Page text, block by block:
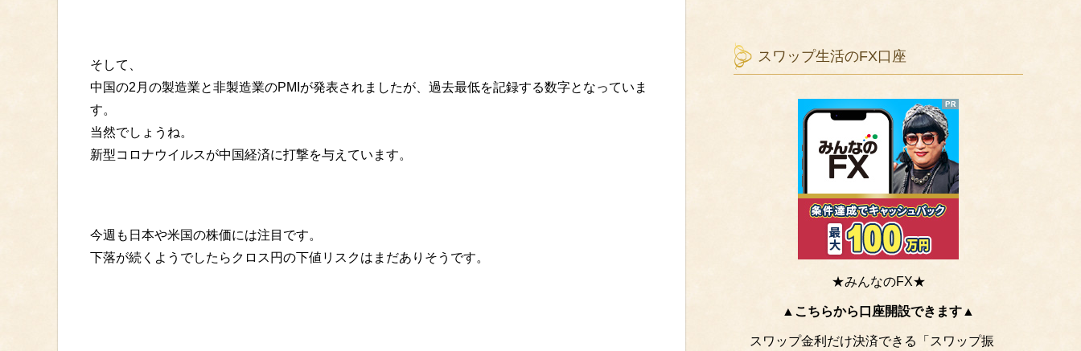
そして、
中国の2月の製造業と非製造業のPMIが発表されましたが、過去最低を記録する数字となっていま
す。
当然でしょうね。
新型コロナウイルスが中国経済に打撃を与えています。
今週も日本や米国の株価には注目です。
下落が続くようでしたらクロス円の下値リスクはまだありそうです。
スワップ生活のFX口座
★みんなのFX★
▲こちらから口座開設できます▲
スワップ金利だけ決済できる「スワップ振